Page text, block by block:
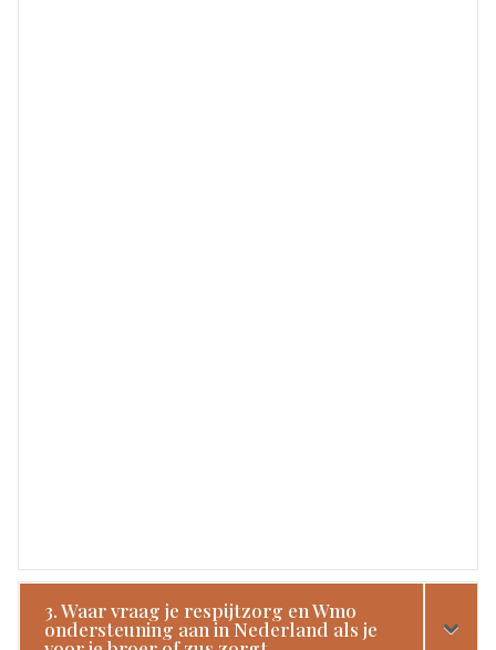
3. Waar vraag je respijtzorg en Wmo
ondersteuning aan in Nederland als je